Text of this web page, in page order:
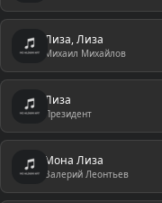
Лиза, Лиза
Михаил Михайлов
Лиза
Президент
Мона Лиза
Валерий Леонтьев